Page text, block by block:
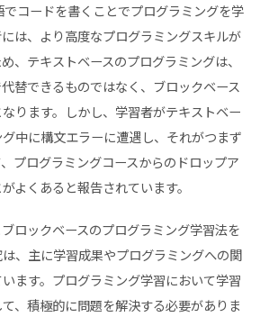
コードを書くことでプログラミングを学
は、より高度なプログラミングスキルが
、テキストベースのプログラミングは、
替できるものではなく、ブロックベース
ります。しかし、学習者がテキストベー
中に構文エラーに遭遇し、それがつまず
プログラミングコースからのドロップア
よくあると報告されています。
ロックベースのプログラミング学習法を
、主に学習成果やプログラミングへの関
ます。プログラミング学習において学習
、積極的に問題を解決する必要がありま